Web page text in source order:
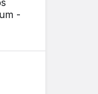
-